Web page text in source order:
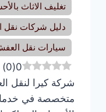
تغليف الاثاث
دليل شركات نقل
سيارات نقل
0
(
0
)
شركة كيرا لنقل
متخصصة في